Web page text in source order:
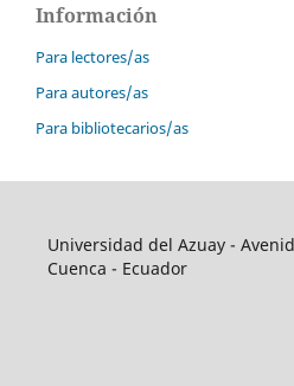
Información
Para lectores/as
Para autores/as
Para bibliotecarios/as
Universidad del Azuay -
Cuenca - Ecuador